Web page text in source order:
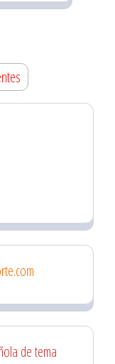
de tema